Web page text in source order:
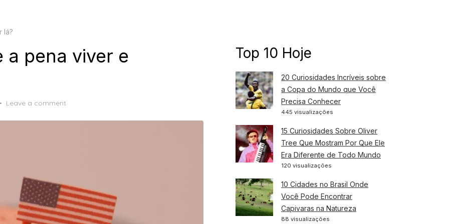
lá?
a pena viver e
Leave a comment
Top 10 Hoje
20 Curiosidades Incríveis sobre
a Copa do Mundo que Você
Precisa Conhecer
445 visualizações
15 Curiosidades Sobre Oliver
Tree Que Mostram Por Que Ele
Era Diferente de Todo Mundo
120 visualizações
10 Cidades no Brasil Onde
Você Pode Encontrar
Capivaras na Natureza
88 visualizações